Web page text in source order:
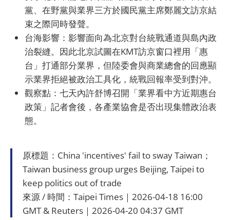
黨、在野黨與業界三方於國民黨主席鄭麗文訪京結
束之際同時發聲。
台海影響：影響面向為北京對台統戰通道與島內政
治裂縫。因此北京試圖在KMT訪京窗口裡用「惠
台」打通部分業界，但陸委會與商業總會的回應顯
示業界拒絕被政治工具化，統戰回報率受到對沖。
觀察點：七天內許舒博召開「業界看中方近期惠台
政策」記者會後，各產業協會是否出現集體政治表
態。
原標題：China 'incentives' fail to sway Taiwan；
Taiwan business group urges Beijing, Taipei to
keep politics out of trade
來源 / 時間：Taipei Times｜2026-04-18 16:00
GMT & Reuters｜2026-04-20 04:37 GMT